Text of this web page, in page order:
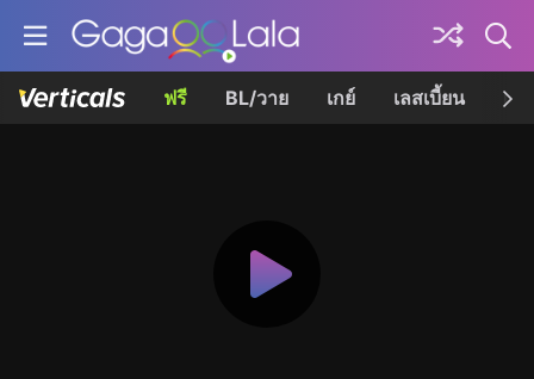
ฟรี BL/วาย เกย์ เลสเบี้ยน เค